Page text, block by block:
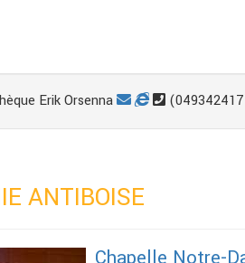
Erik Orsenna
ANTIBOISE